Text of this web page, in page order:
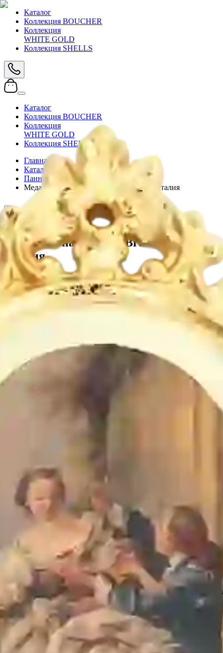
Каталог
Коллекция BOUCHER
Коллекция
WHITE GOLD
Коллекция SHELLS
Каталог
Коллекция BOUCHER
Коллекция
WHITE GOLD
Коллекция SHELLS
Главная
Каталог
Панно и картины
Медальон настенный Bruno Costenaro Италия
Артикул: M025/BOU
Медальон настенный Bruno Costenaro
Италия
29 800
Bruno Costenaro
Коллекция
Италия
Тип:
Панно и картины
Размер товара (ДxШxВ):
Описание
Декоративный медальон от итальянского бренда Bruno
Costenaro из коллекции Boucher — образец утончённой
роскоши в эстетике барокко. Овальная композиция заключена
в изысканную раму из золочёной керамики: витиеватые
завитки, ажурные элементы и рельефные детали создают
эффект скульптурной лепнины, характерной для дворцовых
интерьеров XVIII века.